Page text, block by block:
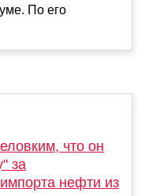
По его
что он
за
нефти из